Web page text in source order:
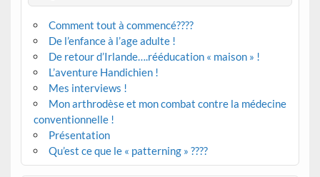
Comment tout à commencé????
De l’enfance à l’age adulte !
De retour d’Irlande….rééducation « maison » !
L’aventure Handichien !
Mes interviews !
Mon arthrodèse et mon combat contre la médecine
conventionnelle !
Présentation
Qu’est ce que le « patterning » ????